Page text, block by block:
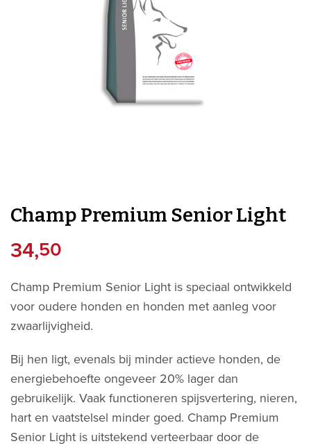
Champ Premium Senior Light
34,50
Champ Premium Senior Light is speciaal ontwikkeld
voor oudere honden en honden met aanleg voor
zwaarlijvigheid.
Bij hen ligt, evenals bij minder actieve honden, de
energiebehoefte ongeveer 20% lager dan
gebruikelijk. Vaak functioneren spijsvertering, nieren,
hart en vaatstelsel minder goed. Champ Premium
Senior Light is uitstekend verteerbaar door de